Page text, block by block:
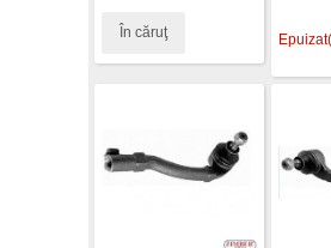
În căruţ